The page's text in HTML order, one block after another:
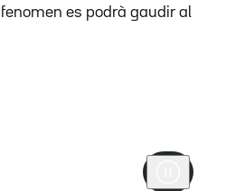
es podrà gaudir al